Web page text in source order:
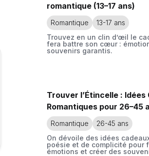
romantique (13–17 ans)
Romantique
13-17 ans
Trouvez en un clin d’œil le
fera battre son cœur :
souvenirs garantis.
Trouver l’Étincelle : Idées
Romantiques pour 26–45
Romantique
26-45 ans
On dévoile des idées
poésie et de complicité pour
émotions et créer des